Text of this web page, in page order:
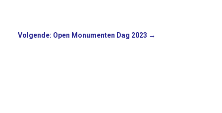
Volgende: Open Monumenten Dag 2023 →